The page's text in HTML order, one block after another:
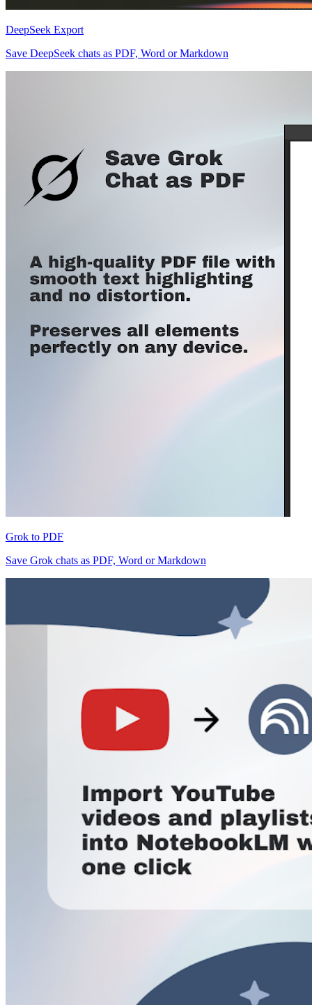
DeepSeek Export
Save DeepSeek chats as PDF, Word or Markdown
Grok to PDF
Save Grok chats as PDF, Word or Markdown